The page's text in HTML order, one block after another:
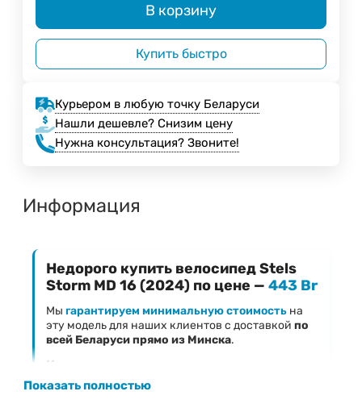
В корзину
Купить быстро
Курьером в любую точку Беларуси
Нашли дешевле? Снизим цену
Нужна консультация? Звоните!
Информация
Недорого купить велосипед Stels
Storm MD 16 (2024) по цене — 443 Br
Мы гарантируем минимальную стоимость на
эту модель для наших клиентов с доставкой по
всей Беларуси прямо из Минска.
Ключевые преимущества предложения
Фиксированная низкая цена
Показать полностью